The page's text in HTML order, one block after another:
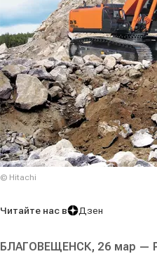
© Hitachi
Читайте нас в Дзен
БЛАГОВЕЩЕНСК, 26 мар —